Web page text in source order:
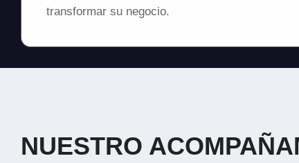
transformar su negocio.
NUESTRO